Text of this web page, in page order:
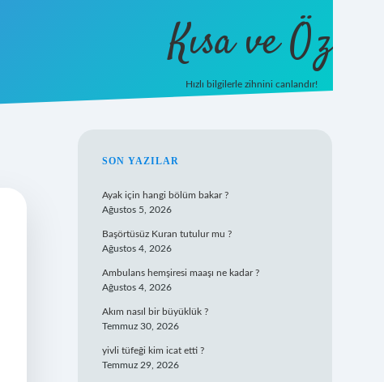
Kısa ve Öz
Hızlı bilgilerle zihnini canlandır!
SIDEBAR
SON YAZILAR
Ayak için hangi bölüm bakar ?
Ağustos 5, 2026
Başörtüsüz Kuran tutulur mu ?
Ağustos 4, 2026
Ambulans hemşiresi maaşı ne kadar ?
Ağustos 4, 2026
Akım nasıl bir büyüklük ?
Temmuz 30, 2026
yivli tüfeği kim icat etti ?
Temmuz 29, 2026